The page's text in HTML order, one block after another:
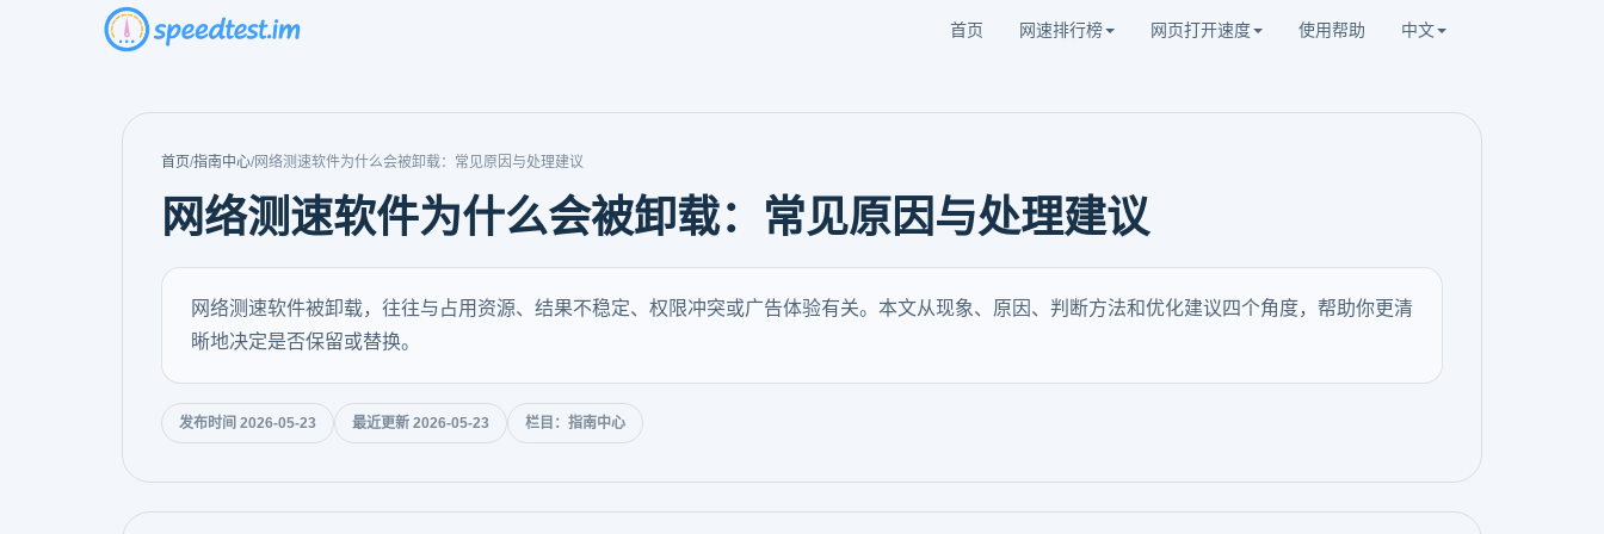
首页 网速排行榜 网页打开速度 使用帮助 中文
首页/指南中心/网络测速软件为什么会被卸载：常见原因与处理建议
网络测速软件为什么会被卸载：常见原因与处理建议
网络测速软件被卸载，往往与占用资源、结果不稳定、权限冲突或广告体验有关。本文从现象、原因、判断方法和优化建议四个角度，帮助你更清
晰地决定是否保留或替换。
发布时间 2026-05-23 最近更新 2026-05-23 栏目：指南中心